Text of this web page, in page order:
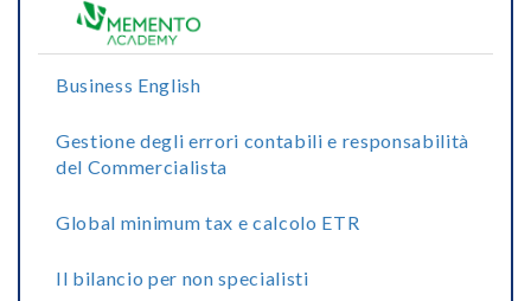
Business English
Gestione degli errori contabili e responsabilità
del Commercialista
Global minimum tax e calcolo ETR
Il bilancio per non specialisti